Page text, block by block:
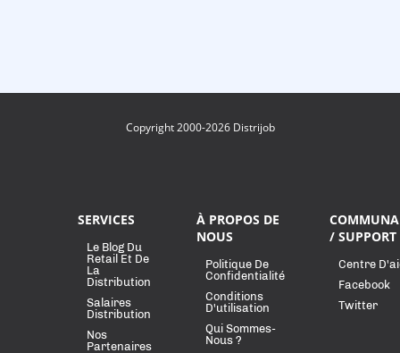
Copyright 2000-2026 Distrijob
SERVICES
Le Blog Du
Retail Et De
La
Distribution
Salaires
Distribution
Nos
Partenaires
À PROPOS DE
NOUS
Politique De
Confidentialité
Conditions
D'utilisation
Qui Sommes-
Nous ?
/ SUPPORT
Centre
Facebook
Twitter